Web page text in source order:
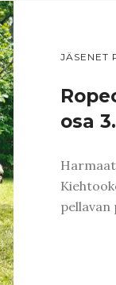
JÄSENET
osa 3.
pellavan